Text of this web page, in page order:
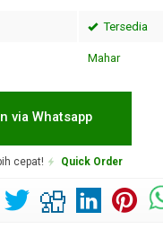
Tersedia
Mahar
via Whatsapp
cepat! Quick Order